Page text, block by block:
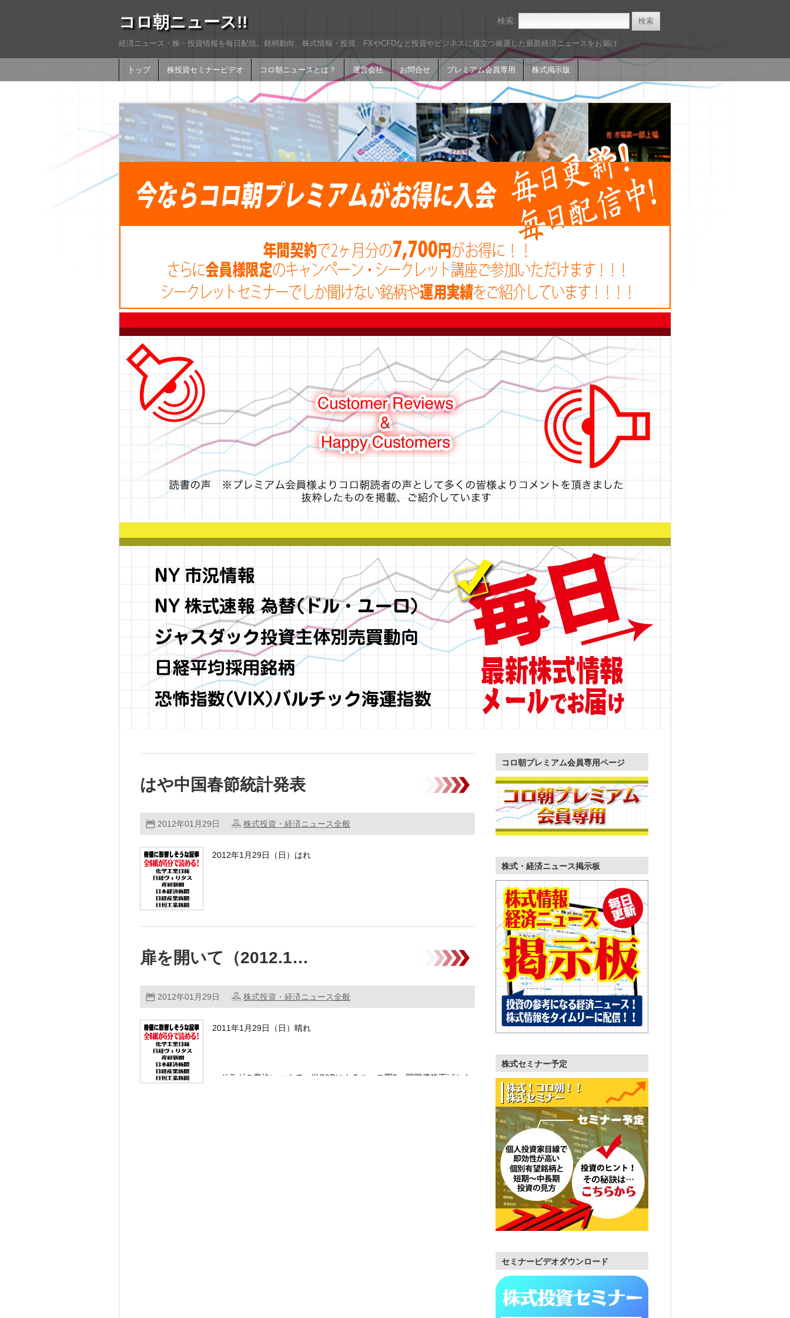
コロ朝ニュース!!
経済ニュース・株・投資情報を毎日配信。銘柄動向、株式情報・投資、FXやCFDなど投資やビジネスに役立つ厳選した最新経済ニュースをお届け
トップ 株投資セミナービデオ コロ朝ニュースとは？ 運営会社 お問合せ プレミアム会員専用 株式掲示版
検索:
はや中国春節統計発表
2012年01月29日 株式投資・経済ニュース全般
2012年1月29日（日）はれ
財政赤字ゼロの「均 …………
扉を開いて（2012.1…
2012年01月29日 株式投資・経済ニュース全般
2011年1月29日（日）晴れ
・ドラギの魔法いつまで。米S&Pによるユーロ圏9ヵ国国債格下げから
コロ朝プレミアム会員専用ページ
株式・経済ニュース掲示板
株式セミナー予定
セミナービデオダウンロード